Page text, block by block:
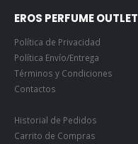
EROS PERFUME OUTLET
Política de Privacidad
Política Envío/Entrega
Términos y Condiciones
Contactos
Historial de Pedidos
Carrito de Compras